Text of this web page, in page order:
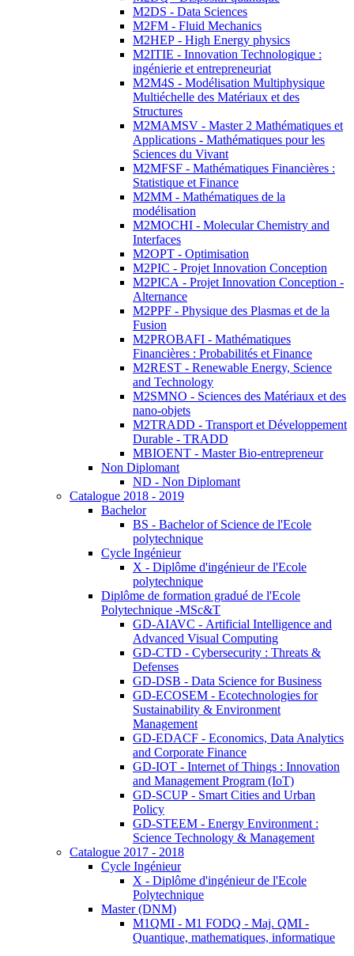
M2DS - Data Sciences
M2FM - Fluid Mechanics
M2HEP - High Energy physics
M2ITIE - Innovation Technologique :
ingénierie et entrepreneuriat
M2M4S - Modélisation Multiphysique
Multiéchelle des Matériaux et des
Structures
M2MAMSV - Master 2 Mathématiques et
Applications - Mathématiques pour les
Sciences du Vivant
M2MFSF - Mathématiques Financières :
Statistique et Finance
M2MM - Mathématiques de la
modélisation
M2MOCHI - Molecular Chemistry and
Interfaces
M2OPT - Optimisation
M2PIC - Projet Innovation Conception
M2PICA - Projet Innovation Conception -
Alternance
M2PPF - Physique des Plasmas et de la
Fusion
M2PROBAFI - Mathématiques
Financières : Probabilités et Finance
M2REST - Renewable Energy, Science
and Technology
M2SMNO - Sciences des Matériaux et des
nano-objets
M2TRADD - Transport et Développement
Durable - TRADD
MBIOENT - Master Bio-entrepreneur
Non Diplomant
ND - Non Diplomant
Catalogue 2018 - 2019
Bachelor
BS - Bachelor of Science de l'Ecole
polytechnique
Cycle Ingénieur
X - Diplôme d'ingénieur de l'Ecole
polytechnique
Diplôme de formation gradué de l'Ecole
Polytechnique -MSc&T
GD-AIAVC - Artificial Intelligence and
Advanced Visual Computing
GD-CTD - Cybersecurity : Threats &
Defenses
GD-DSB - Data Science for Business
GD-ECOSEM - Ecotechnologies for
Sustainability & Environment
Management
GD-EDACF - Economics, Data Analytics
and Corporate Finance
GD-IOT - Internet of Things : Innovation
and Management Program (IoT)
GD-SCUP - Smart Cities and Urban
Policy
GD-STEEM - Energy Environment :
Science Technology & Management
Catalogue 2017 - 2018
Cycle Ingénieur
X - Diplôme d'ingénieur de l'Ecole
Polytechnique
Master (DNM)
M1QMI - M1 FODQ - Maj. QMI -
Quantique, mathematiques, informatique